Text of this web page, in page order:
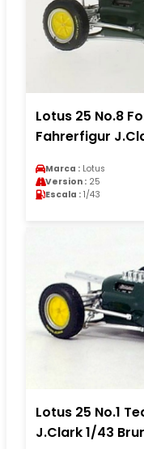
Lotus 25 No.8
Fahrerfigur
Marca : Lotus
Version : 25
Escala : 1/43
Lotus 25 No.1
J.Clark 1/43